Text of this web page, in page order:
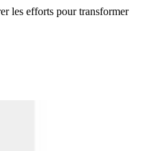
les efforts pour transformer